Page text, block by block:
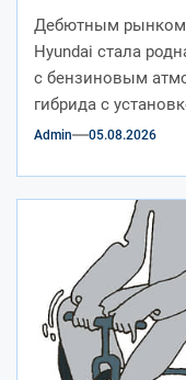
Дебютным рынком
Hyundai стала
с бензиновым
гибрида с
Admin 05.08.2026